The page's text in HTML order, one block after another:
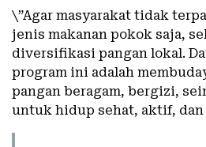
\”Agar masyarakat tidak
jenis makanan pokok saja,
diversifikasi pangan lokal.
program ini adalah
pangan beragam, bergizi,
untuk hidup sehat, aktif, dan